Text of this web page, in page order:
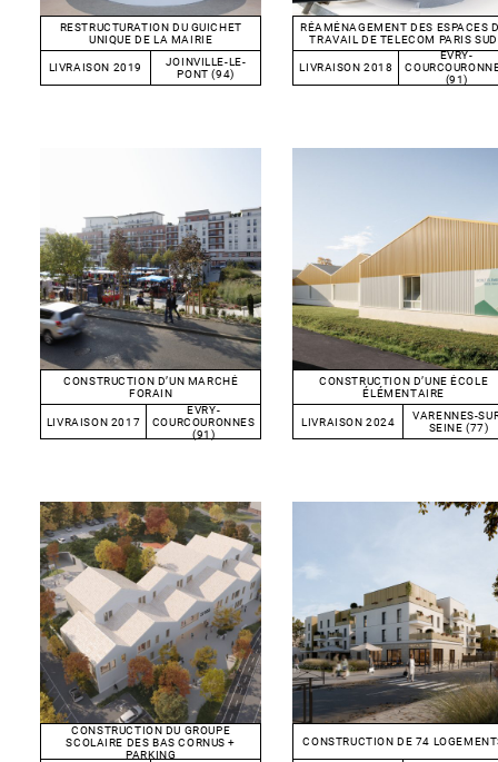
RESTRUCTURATION DU GUICHET
UNIQUE DE LA MAIRIE
LIVRAISON 2019
JOINVILLE-LE-
PONT (94)
RÉAMÉNAGEMENT DES ESPACES
TRAVAIL DE TELECOM PARIS SUD
LIVRAISON 2018
EVRY-
(91)
CONSTRUCTION D’UN MARCHÉ
FORAIN
LIVRAISON 2017
EVRY-
COURCOURONNES
(91)
CONSTRUCTION D’UNE ÉCOLE
ÉLÉMENTAIRE
LIVRAISON 2024
VARENNES-
SEINE (77)
CONSTRUCTION DU GROUPE
SCOLAIRE DES BAS CORNUS +
PARKING
CONSTRUCTION DE 74